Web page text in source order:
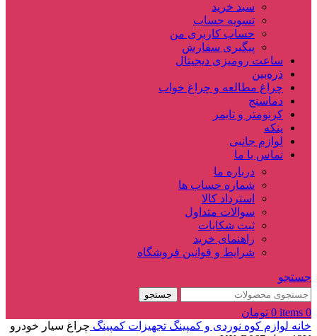
سبد خرید
تسویه حساب
حساب کاربری من
پیگیری سفارش
ساعت‌ رومیزی دیجیتال
ذره‌بین‌
چراغ مطالعه و چراغ خواب
دماسنج‌
کرنومتر و تایمر
پنکه
لوازم جانبی
تماس با ما
درباره ما
شماره حساب ها
استرداد کالا
سوالات متداول
ثبت شکایات
راهنمای خرید
شرایط و قوانین فروشگاه
جستجو
جستجو
0
items
0 تومان
خانه لوازم کوه نوردی و کمپینگ تجهیزات کمپینگ چراغ سیار خودرو